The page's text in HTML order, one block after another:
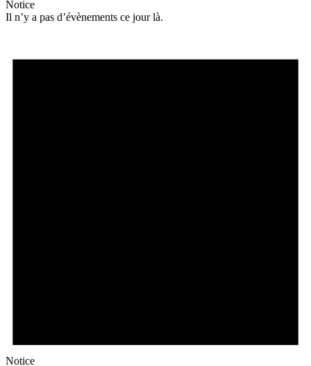
Notice
Il n’y a pas d’évènements ce jour là.
Notice